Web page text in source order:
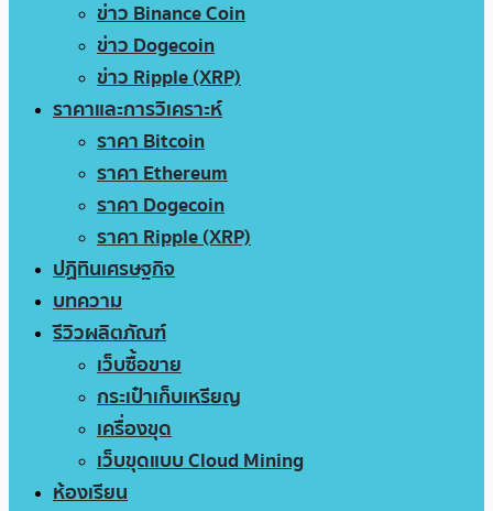
ข่าว Binance Coin
ข่าว Dogecoin
ข่าว Ripple (XRP)
ราคาและการวิเคราะห์
ราคา Bitcoin
ราคา Ethereum
ราคา Dogecoin
ราคา Ripple (XRP)
ปฏิทินเศรษฐกิจ
บทความ
รีวิวผลิตภัณฑ์
เว็บซื้อขาย
กระเป๋าเก็บเหรียญ
เครื่องขุด
เว็บขุดแบบ Cloud Mining
ห้องเรียน